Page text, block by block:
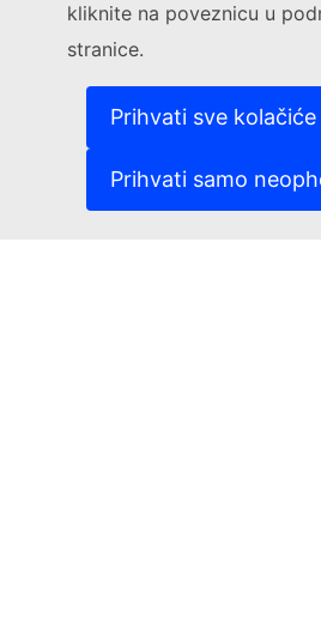
kliknite na poveznicu u
stranice.
Prihvati sve kolačiće
Prihvati samo
Kontakt(Vanjska poveznica)
Prijavite ranjivost IT-a
Jezici na našim internetskim
(Vanjska poveznica)
Politika zaštite privatnosti
Pravna obavijest
(Vanjska